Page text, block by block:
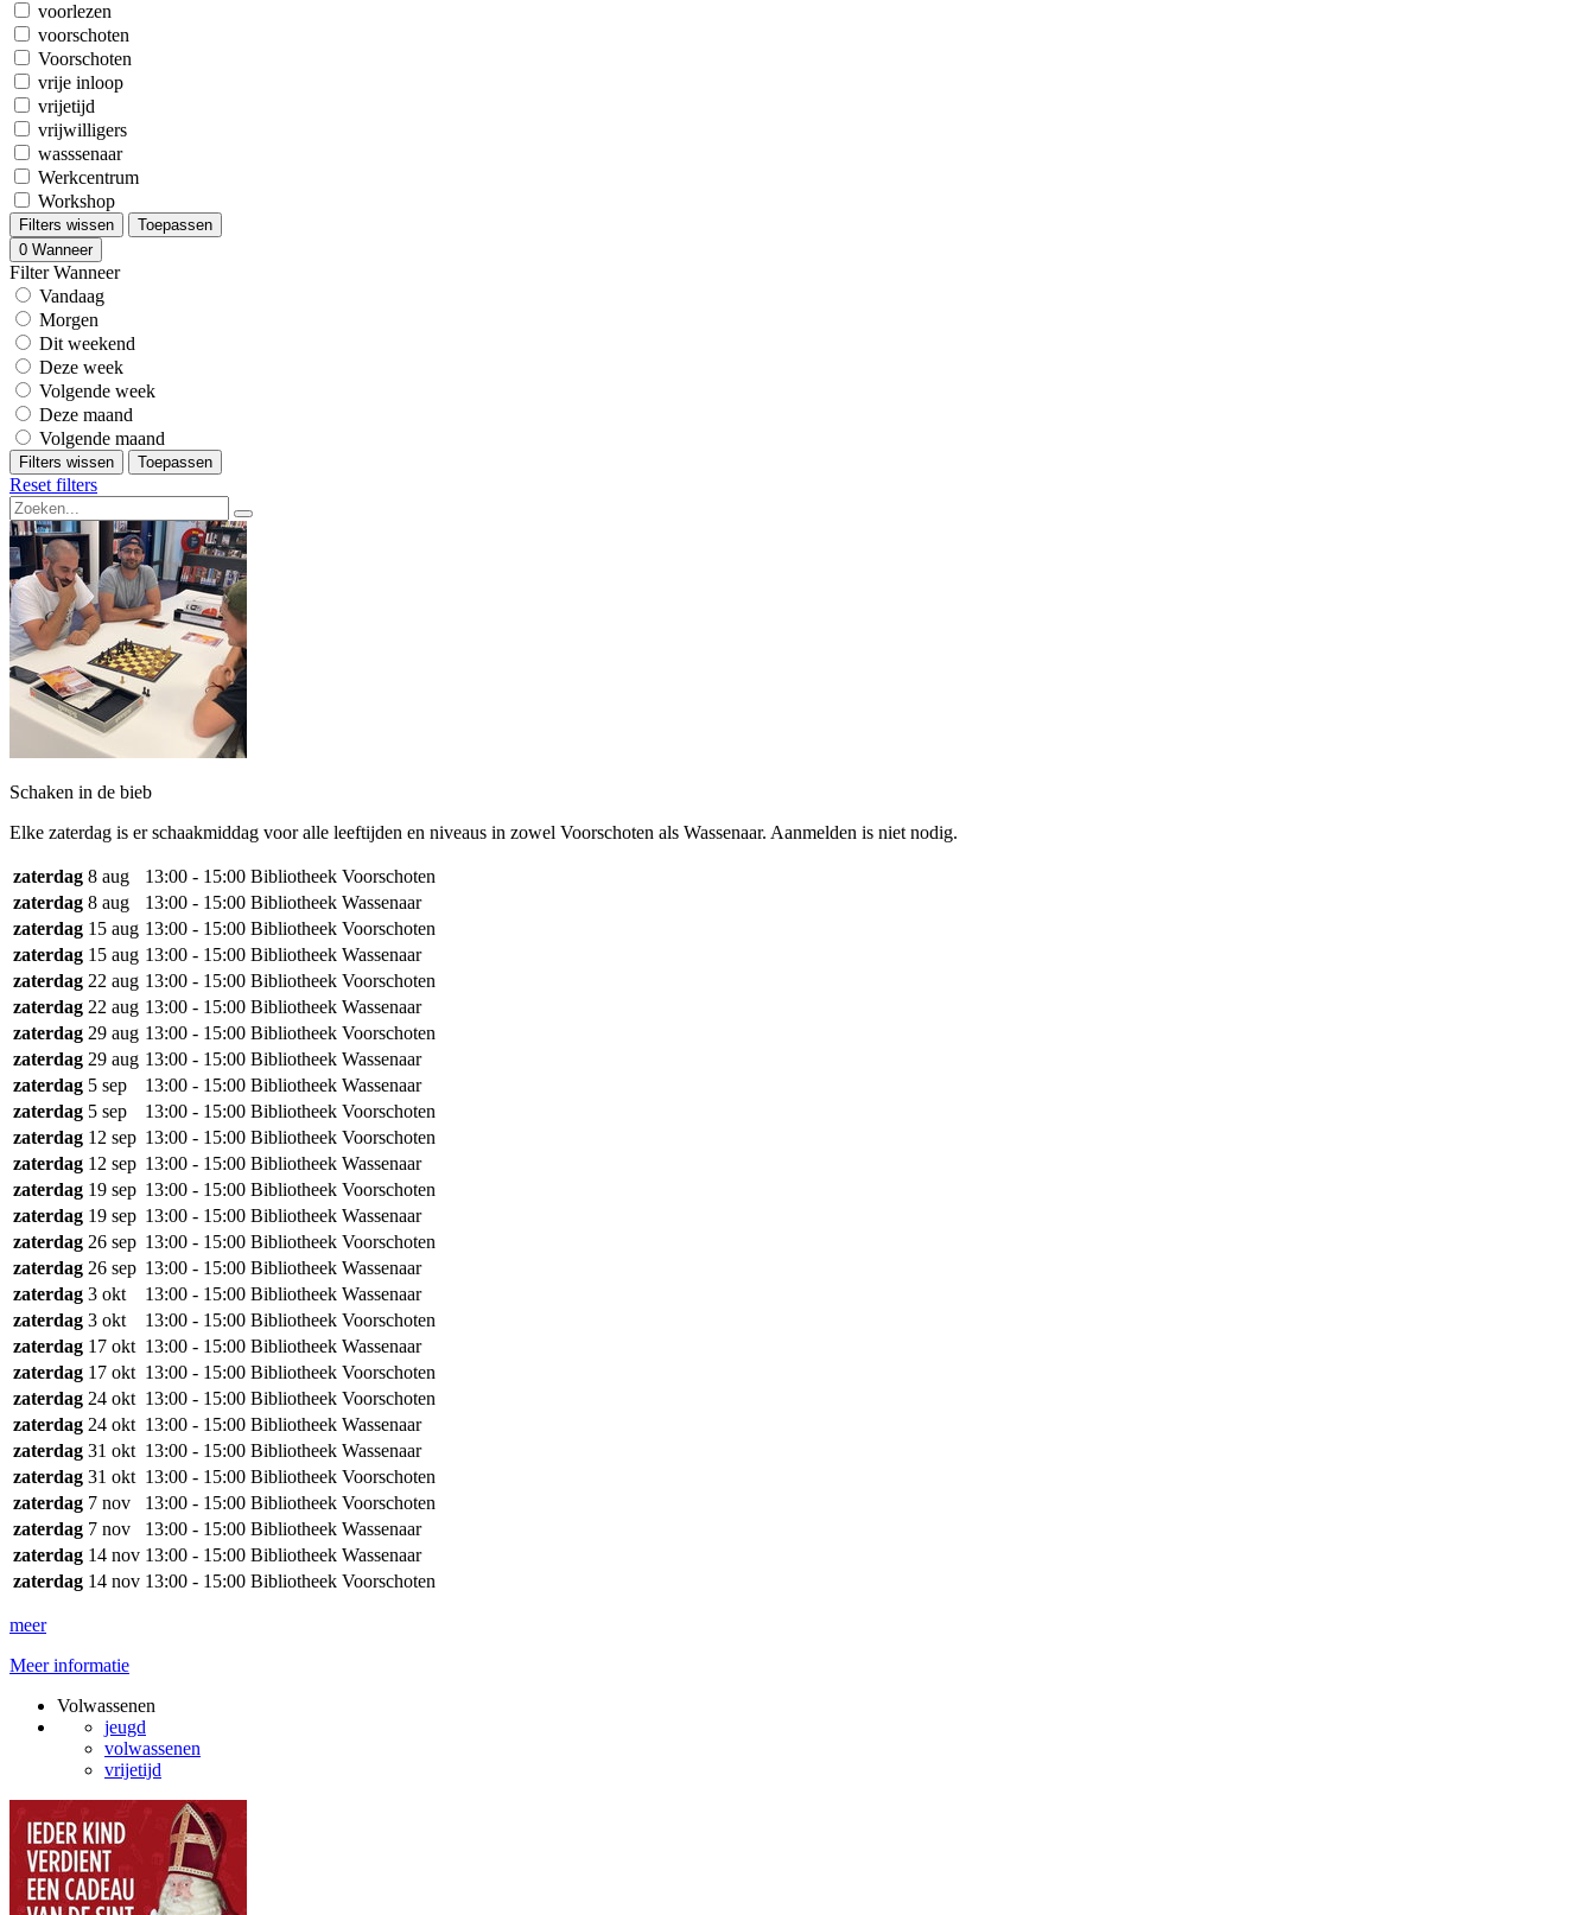
voorlezen
voorschoten
Voorschoten
vrije inloop
vrijetijd
vrijwilligers
wasssenaar
Werkcentrum
Workshop
Filters wissen
Toepassen
0 Wanneer
Filter Wanneer
Vandaag
Morgen
Dit weekend
Deze week
Volgende week
Deze maand
Volgende maand
Filters wissen Toepassen
Reset filters
Schaken in de bieb
Elke zaterdag is er schaakmiddag voor alle leeftijden en niveaus in zowel Voorschoten als Wassenaar. Aanmelden is niet nodig.
zaterdag 8 aug 13:00 - 15:00 Bibliotheek Voorschoten
zaterdag 8 aug 13:00 - 15:00 Bibliotheek Wassenaar
zaterdag 15 aug 13:00 - 15:00 Bibliotheek Voorschoten
zaterdag 15 aug 13:00 - 15:00 Bibliotheek Wassenaar
zaterdag 22 aug 13:00 - 15:00 Bibliotheek Voorschoten
zaterdag 22 aug 13:00 - 15:00 Bibliotheek Wassenaar
zaterdag 29 aug 13:00 - 15:00 Bibliotheek Voorschoten
zaterdag 29 aug 13:00 - 15:00 Bibliotheek Wassenaar
zaterdag 5 sep 13:00 - 15:00 Bibliotheek Wassenaar
zaterdag 5 sep 13:00 - 15:00 Bibliotheek Voorschoten
zaterdag 12 sep 13:00 - 15:00 Bibliotheek Voorschoten
zaterdag 12 sep 13:00 - 15:00 Bibliotheek Wassenaar
zaterdag 19 sep 13:00 - 15:00 Bibliotheek Voorschoten
zaterdag 19 sep 13:00 - 15:00 Bibliotheek Wassenaar
zaterdag 26 sep 13:00 - 15:00 Bibliotheek Voorschoten
zaterdag 26 sep 13:00 - 15:00 Bibliotheek Wassenaar
zaterdag 3 okt 13:00 - 15:00 Bibliotheek Wassenaar
zaterdag 3 okt 13:00 - 15:00 Bibliotheek Voorschoten
zaterdag 17 okt 13:00 - 15:00 Bibliotheek Wassenaar
zaterdag 17 okt 13:00 - 15:00 Bibliotheek Voorschoten
zaterdag 24 okt 13:00 - 15:00 Bibliotheek Voorschoten
zaterdag 24 okt 13:00 - 15:00 Bibliotheek Wassenaar
zaterdag 31 okt 13:00 - 15:00 Bibliotheek Wassenaar
zaterdag 31 okt 13:00 - 15:00 Bibliotheek Voorschoten
zaterdag 7 nov 13:00 - 15:00 Bibliotheek Voorschoten
zaterdag 7 nov 13:00 - 15:00 Bibliotheek Wassenaar
zaterdag 14 nov 13:00 - 15:00 Bibliotheek Wassenaar
zaterdag 14 nov 13:00 - 15:00 Bibliotheek Voorschoten
meer
Meer informatie
Volwassenen
jeugd
volwassenen
vrijetijd